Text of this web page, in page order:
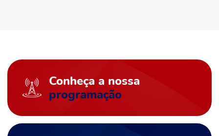
Conheça a nossa
programação